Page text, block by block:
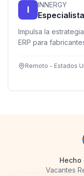
I INNERGY
Impulsa la
ERP para
comodidad de tu
Remoto - Estados
Hecho
Vacantes